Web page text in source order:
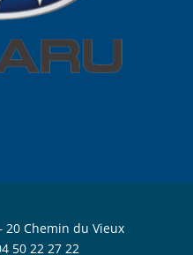
20 Chemin du Vieux
50 22 27 22